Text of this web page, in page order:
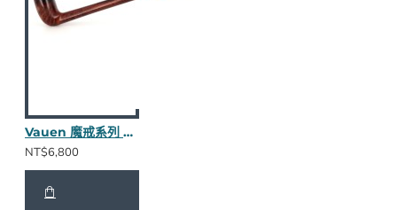
Vauen 魔戒系列 Arondor 長斗
NT$6,800